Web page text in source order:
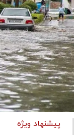
پیشنهاد ویژه